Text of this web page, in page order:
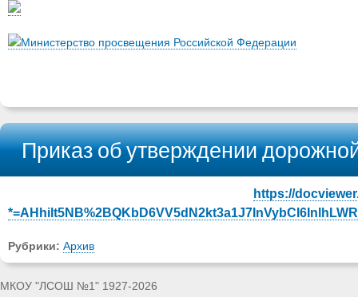
Министерство просвещения Российской Федерации
Приказ об утверждении
https://
Рубрики: Архив
МКОУ "ЛСОШ №1" 1927-2026